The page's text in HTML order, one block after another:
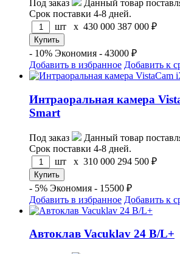
Под заказ
Данный товар
Срок поставки 4-8 дней.
шт x 430 000 387 000 ₽
- 10% Экономия - 43000 ₽
Добавить в избранное Добавить к
Интраоральная камера
Smart
Под заказ
Данный товар
Срок поставки 4-8 дней.
шт x 310 000 294 500 ₽
- 5% Экономия - 15500 ₽
Добавить в избранное Добавить к
Автоклав Vacuklav 24 B/L+